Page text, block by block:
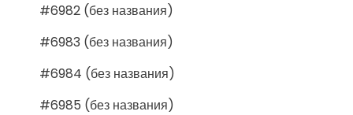
#6982 (без названия)
#6983 (без названия)
#6984 (без названия)
#6985 (без названия)